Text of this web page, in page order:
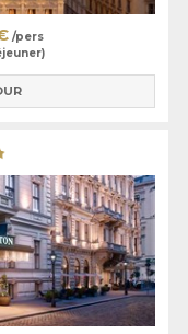
/pers